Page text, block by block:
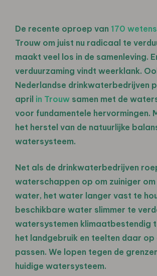
De recente oproep van 170
Trouw om juist nu radicaal te
maakt veel los in de samenleving.
verduurzaming vindt weerklank.
Nederlandse drinkwaterbedrijven
april in Trouw samen met de
voor fundamentele hervormingen.
het herstel van de natuurlijke
watersysteem.
Net als de drinkwaterbedrijven
waterschappen op om zuiniger
water, het water langer vast te
beschikbare water slimmer te
watersystemen klimaatbestendig
het landgebruik en teelten daar op
passen. We lopen tegen de
huidige watersysteem.